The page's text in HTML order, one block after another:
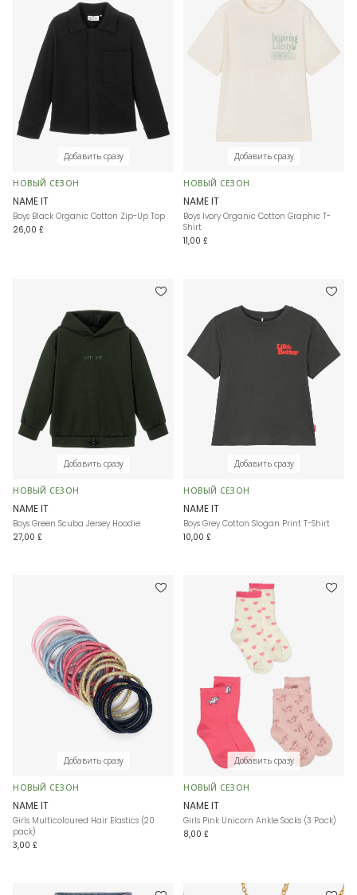
Добавить сразу
НОВЫЙ СЕЗОН
NAME IT
Boys Black Organic Cotton Zip-Up Top
26,00 £
Добавить сразу
НОВЫЙ СЕЗОН
NAME IT
Boys Ivory Organic Cotton Graphic T-
Shirt
11,00 £
Добавить сразу
НОВЫЙ СЕЗОН
NAME IT
Boys Green Scuba Jersey Hoodie
27,00 £
Добавить сразу
НОВЫЙ СЕЗОН
NAME IT
Boys Grey Cotton Slogan Print T-Shirt
10,00 £
Добавить сразу
НОВЫЙ СЕЗОН
NAME IT
Girls Multicoloured Hair Elastics (20
pack)
3,00 £
Добавить сразу
НОВЫЙ СЕЗОН
NAME IT
Girls Pink Unicorn Ankle Socks (3 Pack)
8,00 £